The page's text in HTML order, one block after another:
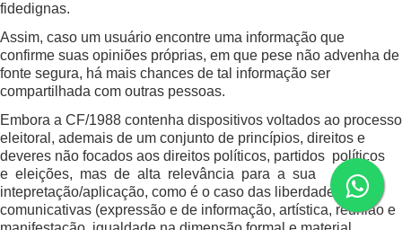
fidedignas.
Assim, caso um usuário encontre uma informação que
confirme suas opiniões próprias, em que pese não advenha de
fonte segura, há mais chances de tal informação ser
compartilhada com outras pessoas.
Embora a CF/1988 contenha dispositivos voltados ao processo
eleitoral, ademais de um conjunto de princípios, direitos e
deveres não focados aos direitos políticos, partidos políticos
e eleições, mas de alta relevância para a sua
intepretação/aplicação, como é o caso das liberdades
comunicativas (expressão e de informação, artística, reunião e